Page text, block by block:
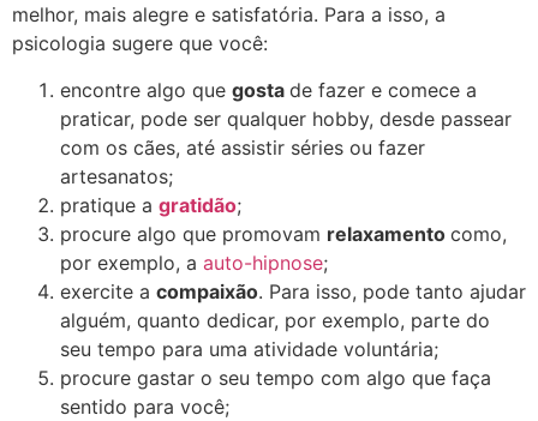
melhor, mais alegre e satisfatória. Para a isso, a
psicologia sugere que você:
encontre algo que gosta de fazer e comece a
praticar, pode ser qualquer hobby, desde passear
com os cães, até assistir séries ou fazer
artesanatos;
pratique a gratidão;
procure algo que promovam relaxamento como,
por exemplo, a auto-hipnose;
exercite a compaixão. Para isso, pode tanto ajudar
alguém, quanto dedicar, por exemplo, parte do
seu tempo para uma atividade voluntária;
procure gastar o seu tempo com algo que faça
sentido para você;